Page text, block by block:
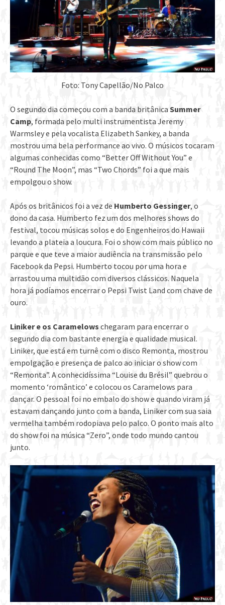
Foto: Tony Capellão/No Palco
O segundo dia começou com a banda britânica Summer
Camp, formada pelo multi instrumentista Jeremy
Warmsley e pela vocalista Elizabeth Sankey, a banda
mostrou uma bela performance ao vivo. O músicos tocaram
algumas conhecidas como “Better Off Without You” e
“Round The Moon”, mas “Two Chords” foi a que mais
empolgou o show.
Após os britânicos foi a vez de Humberto Gessinger, o
dono da casa. Humberto fez um dos melhores shows do
festival, tocou músicas solos e do Engenheiros do Hawaii
levando a plateia a loucura. Foi o show com mais público no
parque e que teve a maior audiência na transmissão pelo
Facebook da Pepsi. Humberto tocou por uma hora e
arrastou uma multidão com diversos clássicos. Naquela
hora já podíamos encerrar o Pepsi Twist Land com chave de
ouro.
Liniker e os Caramelows chegaram para encerrar o
segundo dia com bastante energia e qualidade musical.
Liniker, que está em turnê com o disco Remonta, mostrou
empolgação e presença de palco ao iniciar o show com
“Remonta”. A conhecidíssima “Louise du Brésil” quebrou o
momento ‘romântico’ e colocou os Caramelows para
dançar. O pessoal foi no embalo do show e quando viram já
estavam dançando junto com a banda, Liniker com sua saia
vermelha também rodopiava pelo palco. O ponto mais alto
do show foi na música “Zero”, onde todo mundo cantou
junto.